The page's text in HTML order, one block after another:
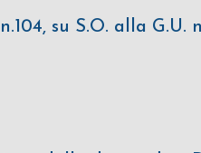
su S.O. alla G.U.